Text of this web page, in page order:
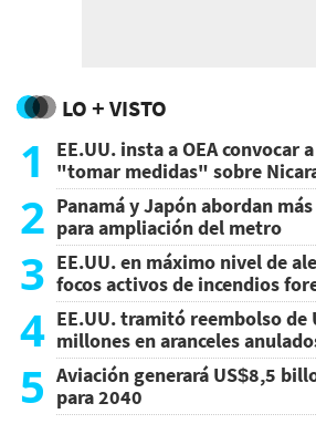
LO + VISTO
1
EE.UU. insta a OEA convocar
"tomar medidas" sobre
2 Panamá y Japón abordan
para ampliación del metro
3 EE.UU. en máximo nivel de
focos activos de incendios
4 EE.UU. tramitó reembolso de
millones en aranceles
5 Aviación generará US$8,5
para 2040